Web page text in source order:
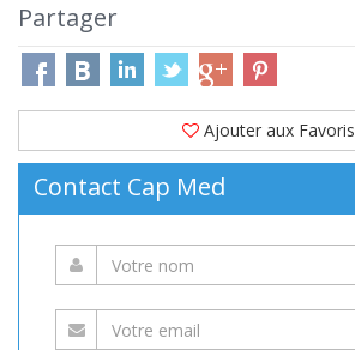
Partager
Ajouter aux Favoris
Contact Cap Med